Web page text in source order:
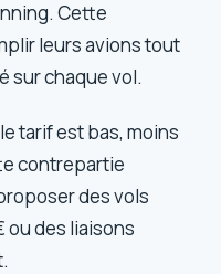
Cette
leurs avions tout
sur chaque vol.
tarif est bas, moins
contrepartie
des vols
ou des liaisons